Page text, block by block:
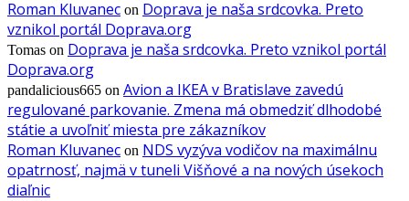
Roman Kluvanec on Doprava je naša srdcovka. Preto
vznikol portál Doprava.org
Tomas on Doprava je naša srdcovka. Preto vznikol portál
Doprava.org
pandalicious665 on Avion a IKEA v Bratislave zavedú
regulované parkovanie. Zmena má obmedziť dlhodobé
státie a uvoľniť miesta pre zákazníkov
Roman Kluvanec on NDS vyzýva vodičov na maximálnu
opatrnosť, najmä v tuneli Višňové a na nových úsekoch
diaľnic